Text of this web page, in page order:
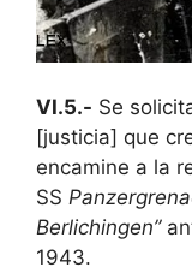
VI.5.- Se
[justicia] que
encamine a la
SS
Berlichingen”
1943.